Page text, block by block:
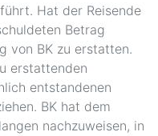
Hat der Reisende
Betrag
von BK zu erstatten.
erstattenden
entstandenen
BK hat dem
nachzuweisen, in